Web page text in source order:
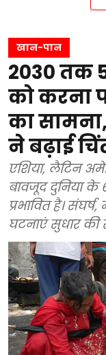
खान-पान
2030 तक
को करना
का सामना,
ने बढ़ाई
एशिया, लैटिन
बावजूद दुनिया
प्रभावित है।
घटनाएं सुधार की